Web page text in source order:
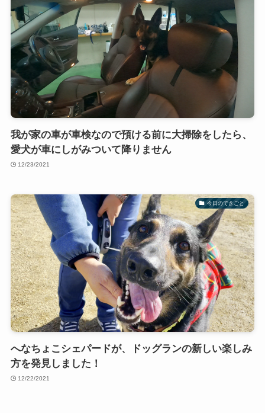
我が家の車が車検なので預ける前に大掃除をしたら、
愛犬が車にしがみついて降りません
12/23/2021
今日のできごと
へなちょこシェパードが、ドッグランの新しい楽しみ
方を発見しました！
12/22/2021